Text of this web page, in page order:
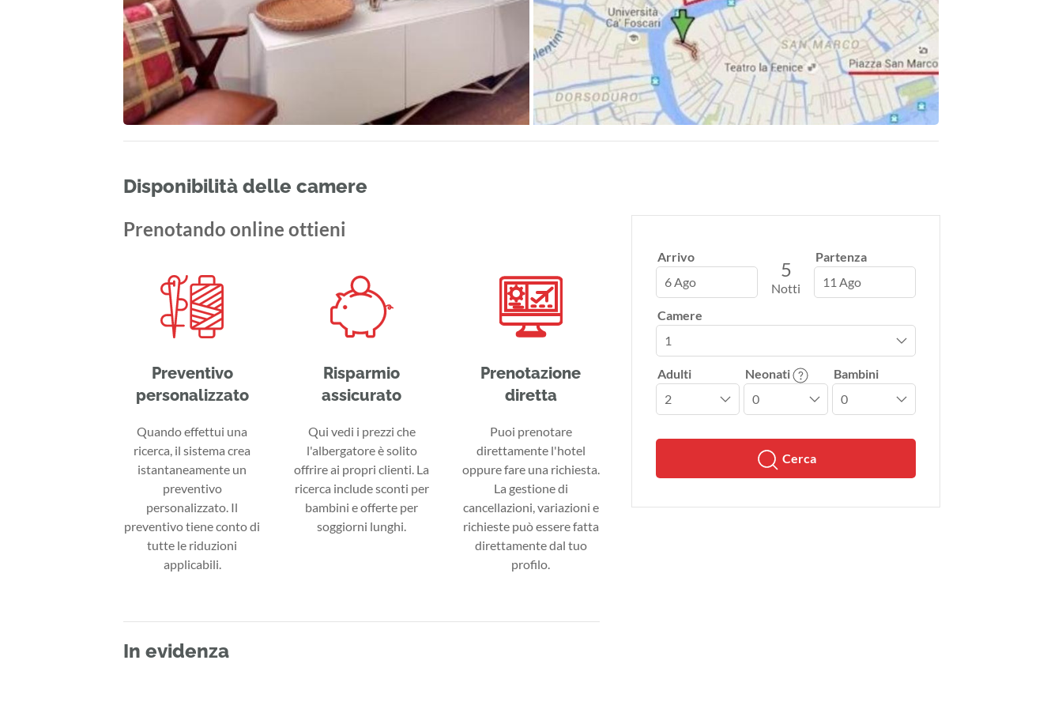
Disponibilità delle camere
Arrivo
6 Ago
5
Notti
Partenza
11 Ago
Camere
Adulti Neonati Bambini
Cerca
Prenotando online ottieni
Preventivo
personalizzato
Quando effettui una
ricerca, il sistema crea
istantaneamente un
preventivo
personalizzato. Il
preventivo tiene conto di
tutte le riduzioni
applicabili.
Risparmio
assicurato
Qui vedi i prezzi che
l'albergatore è solito
offrire ai propri clienti. La
ricerca include sconti per
bambini e offerte per
soggiorni lunghi.
Prenotazione
diretta
Puoi prenotare
direttamente l'hotel
oppure fare una richiesta.
La gestione di
cancellazioni, variazioni e
richieste può essere fatta
direttamente dal tuo
profilo.
In evidenza